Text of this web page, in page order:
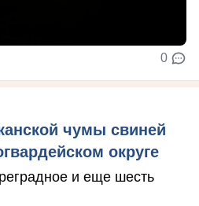
0
чумы свиней
округе
и еще шесть